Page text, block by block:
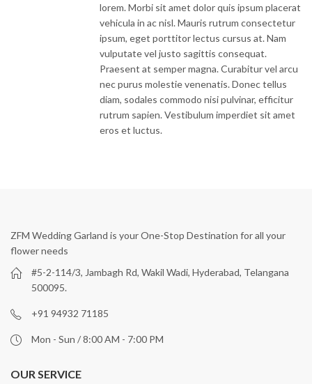
lorem. Morbi sit amet dolor quis ipsum placerat
vehicula in ac nisl. Mauris rutrum consectetur
ipsum, eget porttitor lectus cursus at. Nam
vulputate vel justo sagittis consequat.
Praesent at semper magna. Curabitur vel arcu
nec purus molestie venenatis. Donec tellus
diam, sodales commodo nisi pulvinar, efficitur
rutrum sapien. Vestibulum imperdiet sit amet
eros et luctus.
ZFM Wedding Garland is your One-Stop Destination for all your
flower needs
#5-2-114/3, Jambagh Rd, Wakil Wadi, Hyderabad, Telangana
500095.
+91 94932 71185
Mon - Sun / 8:00 AM - 7:00 PM
OUR SERVICE